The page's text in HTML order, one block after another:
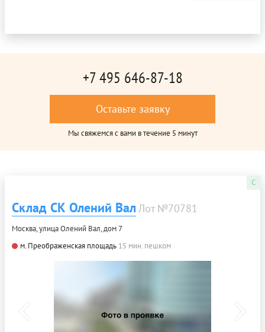
+7 495 646-87-18
Оставьте заявку
Мы свяжемся с вами в течение 5 минут
C
Склад СК Олений Вал Лот №70781
Москва, улица Олений Вал, дом 7
м. Преображенская площадь 15 мин. пешком